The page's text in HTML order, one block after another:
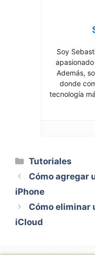
Soy
Además,
donde
tecnología
Categorías
Tutoriales
Cómo agregar
iPhone
Cómo eliminar
iCloud